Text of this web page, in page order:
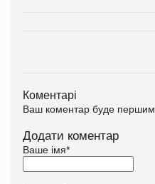
Коментарі
Ваш коментар буде першим.
Додати коментар
Ваше імя*